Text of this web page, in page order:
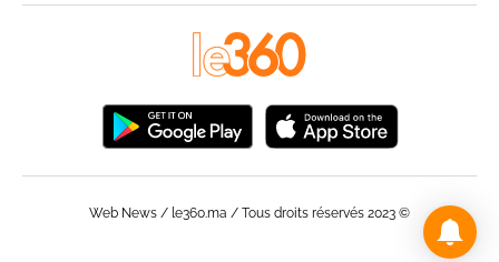
© Web News / le360.ma / Tous droits réservés 2023